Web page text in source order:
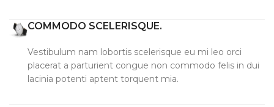
COMMODO SCELERISQUE.
Vestibulum nam lobortis scelerisque eu mi leo orci
placerat a parturient congue non commodo felis in dui
lacinia potenti aptent torquent mia.